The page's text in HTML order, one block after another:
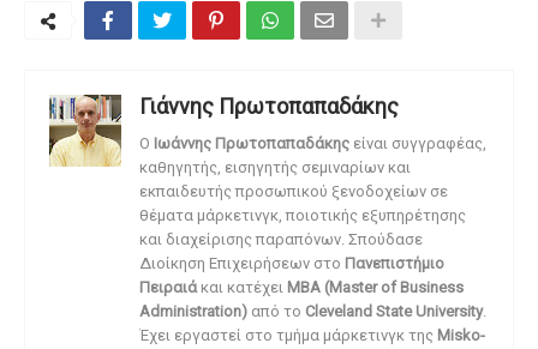
Γιάννης Πρωτοπαπαδάκης
O Ιωάννης Πρωτοπαπαδάκης είναι συγγραφέας,
καθηγητής, εισηγητής σεμιναρίων και
εκπαιδευτής προσωπικού ξενοδοχείων σε
θέματα μάρκετινγκ, ποιοτικής εξυπηρέτησης
και διαχείρισης παραπόνων. Σπούδασε
Διοίκηση Επιχειρήσεων στο Πανεπιστήμιο
Πειραιάκαι κατέχει MBA (Master of Business
Administration) από το Cleveland State University.
Έχει εργαστεί στο τμήμα μάρκετινγκ της Misko-